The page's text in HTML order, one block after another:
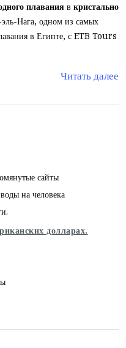
плавания в кристально
Нага, одном из самых
в Египте, с ETB Tours
Читать далее
сайты
на человека
долларах.